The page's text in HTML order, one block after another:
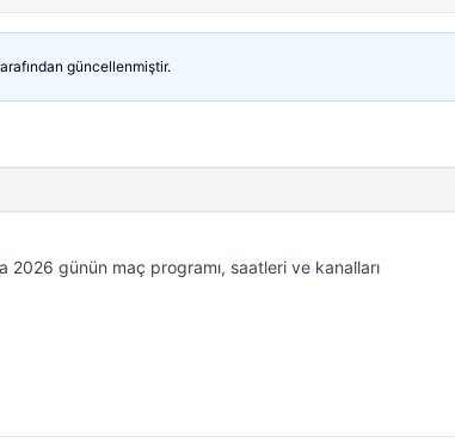
güncellenmiştir.
2026 günün maç programı, saatleri ve kanalları